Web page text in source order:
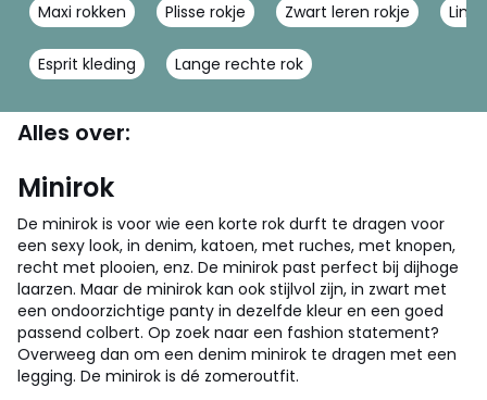
Maxi rokken Plisse rokje Zwart leren rokje
Esprit kleding Lange rechte rok
Alles over:
Minirok
De minirok is voor wie een korte rok durft te dragen voor
een sexy look, in denim, katoen, met ruches, met knopen,
recht met plooien, enz. De minirok past perfect bij dijhoge
laarzen. Maar de minirok kan ook stijlvol zijn, in zwart met
een ondoorzichtige panty in dezelfde kleur en een goed
passend colbert. Op zoek naar een fashion statement?
Overweeg dan om een denim minirok te dragen met een
legging. De minirok is dé zomeroutfit.